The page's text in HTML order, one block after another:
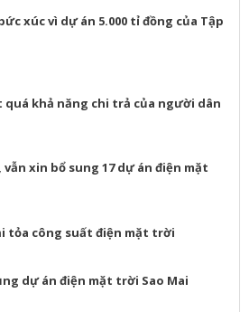
xúc vì dự án 5.000 tỉ đồng của Tập
khả năng chi trả của người dân
vẫn xin bổ sung 17 dự án điện mặt
tỏa công suất điện mặt trời
dự án điện mặt trời Sao Mai